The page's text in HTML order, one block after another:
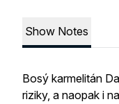
Show Notes
Bosý karmelitán
riziky, a naopak i